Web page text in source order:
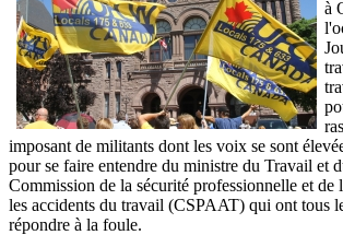
à
imposant de militants dont les voix se sont
pour se faire entendre du ministre du Travail et
Commission de la sécurité professionnelle et de
les accidents du travail (CSPAAT) qui ont tous
répondre à la foule.